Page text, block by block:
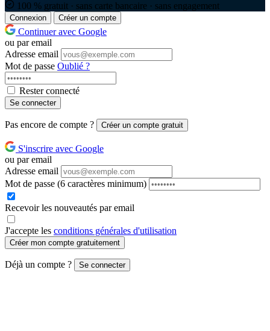
100 % gratuit · sans carte bancaire · sans engagement
Connexion Créer un compte
Continuer avec Google
ou par email
Adresse email
Mot de passe Oublié ?
Rester connecté
Se connecter
Pas encore de compte ? Créer un compte gratuit
S'inscrire avec Google
ou par email
Adresse email
Mot de passe (6 caractères minimum)
Recevoir les nouveautés par email
J'accepte les conditions générales d'utilisation
Créer mon compte gratuitement
Déjà un compte ? Se connecter